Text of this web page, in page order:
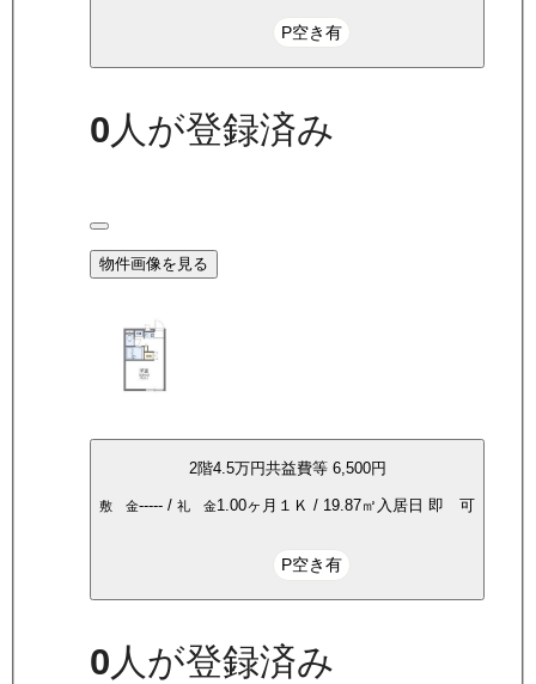
P空き有
0 人が登録済み
物件画像を見る
2階4.5万円共益費等 6,500円
敷 金----- /礼 金1.00ヶ月 １Ｋ / 19.87㎡ 入居日 即 可
P空き有
0 人が登録済み